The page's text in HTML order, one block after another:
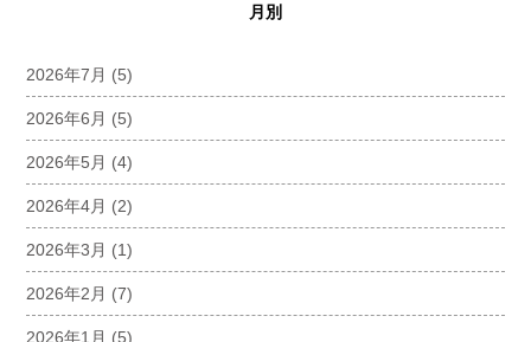
月別
2026年7月 (5)
2026年6月 (5)
2026年5月 (4)
2026年4月 (2)
2026年3月 (1)
2026年2月 (7)
2026年1月 (5)